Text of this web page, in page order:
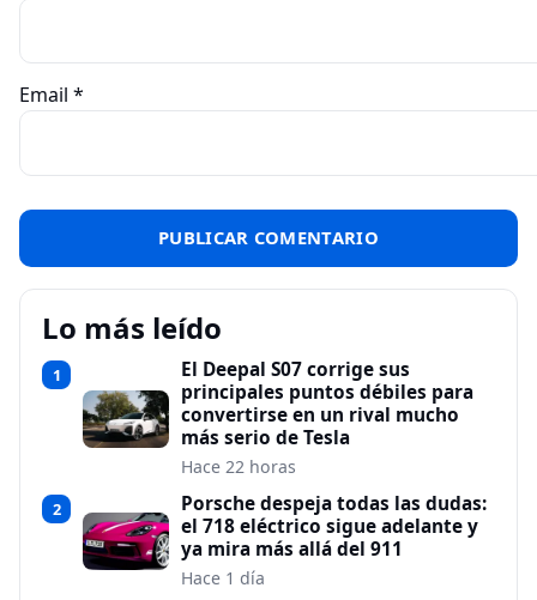
Email *
Lo más leído
1
El Deepal S07 corrige sus
principales puntos débiles para
convertirse en un rival mucho
más serio de Tesla
Hace 22 horas
2
Porsche despeja todas las dudas:
el 718 eléctrico sigue adelante y
ya mira más allá del 911
Hace 1 día